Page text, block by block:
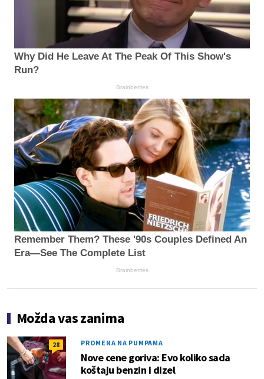
Why Did He Leave At The Peak Of This Show's
Run?
Brainberries
Remember Them? These '90s Couples Defined An
Era—See The Complete List
Brainberries
Možda vas zanima
28 PROMENA NA PUMPAMA
Nove cene goriva: Evo koliko sada
koštaju benzin i dizel